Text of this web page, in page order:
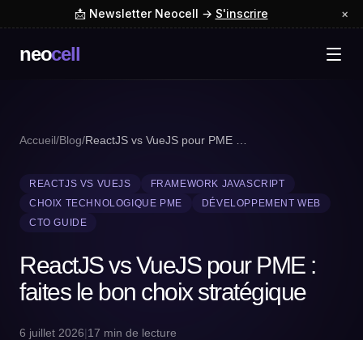
📩 Newsletter Neocell → S'inscrire ×
neocell
Accueil/Blog/
REACTJS VS VUEJS
FRAMEWORK JAVASCRIPT
CHOIX TECHNOLOGIQUE PME
DÉVELOPPEMENT WEB
CTO GUIDE
ReactJS vs VueJS pour PME :
faites le bon choix stratégique
6 juillet 2026|17 min de lecture